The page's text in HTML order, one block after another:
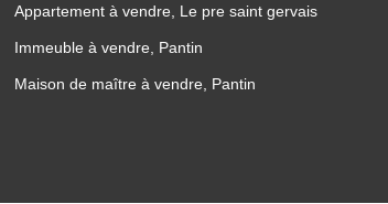
Appartement à vendre, Le pre saint gervais
Immeuble à vendre, Pantin
Maison de maître à vendre, Pantin